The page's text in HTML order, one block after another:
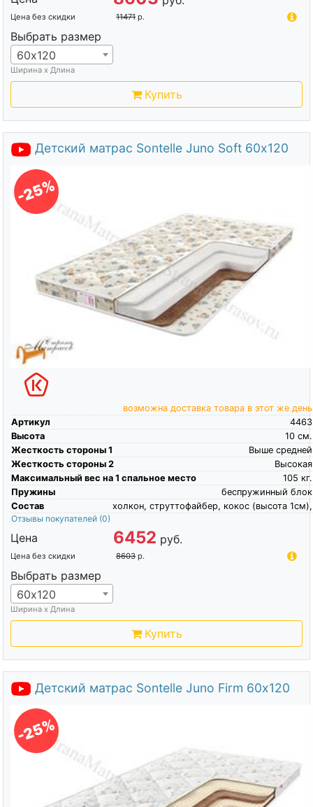
Цена без скидки 11471 р.
Выбрать размер
60х120
Ширина х Длина
Купить
Детский матрас Sontelle Juno Soft 60х120
-25%
возможна доставка товара в этот же день
Артикул
4463
Высота
см.
10
Жесткость стороны 1
Выше средней
Жесткость стороны 2
Высокая
Максимальный вес на 1 спальное место
кг.
105
Пружины
беспружинный блок
Состав
холкон, струттофайбер, кокос (высота 1см),
Отзывы покупателей (0)
Цена 6452 руб.
Цена без скидки 8603 р.
Выбрать размер
60х120
Ширина х Длина
Купить
Детский матрас Sontelle Juno Firm 60х120
-25%